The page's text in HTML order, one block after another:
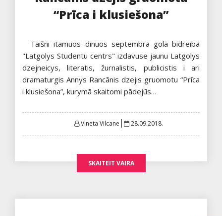
“Prīca i klusiešona”
Taišni itamuos dīnuos septembra golā bīdreiba
"Latgolys Studentu centrs" izdavuse jaunu Latgolys
dzejneicys, literatis, žurnalistis, publicistis i ari
dramaturgis Annys Rancānis dzejis gruomotu “Prīca
i klusiešona”, kurymā skaitomi pādejūs…
Vineta Vilcane
Posted
28.09.2018.
SKAITEIT VAIRA